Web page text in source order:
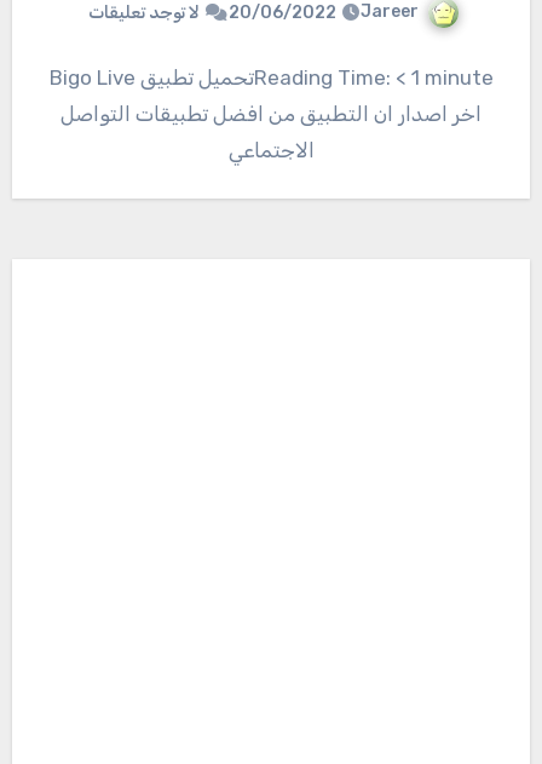
Jareer
20/06/2022 لا توجد تعليقات
Reading Time: < 1 minuteتحميل تطبيق Bigo Live
اخر اصدار ان التطبيق من افضل تطبيقات التواصل
الاجتماعي